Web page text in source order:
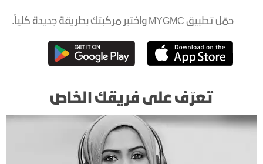
حمّل تطبيق MYGMC واختبر مركبتك بطريقة جديدة كلياً.
تعرّف على فريقك الخاص